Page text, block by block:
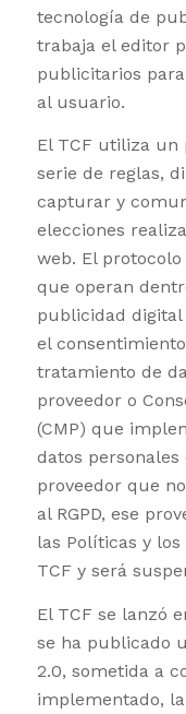
tecnología de
trabaja el editor
publicitarios
al usuario.
El TCF utiliza un
serie de reglas,
capturar y
elecciones
web. El
que operan
publicidad digital
el
tratamiento de
proveedor o
(CMP) que
datos
proveedor que
al RGPD, ese
las Políticas y
TCF y será
El TCF se lanzó
se ha publicado
2.0, sometida a
implementado,